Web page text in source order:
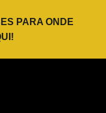
PARA ONDE
!